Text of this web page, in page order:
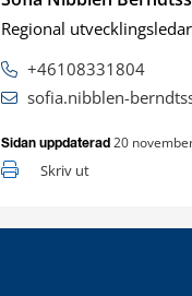
Regional
+46108331804
sofia.nibblen-
Sidan uppdaterad 20
Skriv ut